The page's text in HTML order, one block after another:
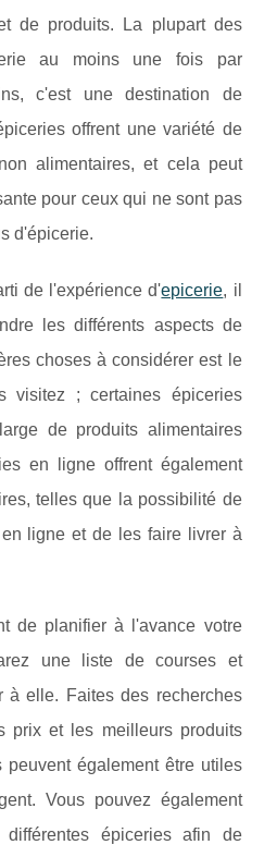
de produits. La plupart des
au moins une fois par
c'est une destination de
offrent une variété de
alimentaires, et cela peut
pour ceux qui ne sont pas
d'épicerie.
de l'expérience d'epicerie, il
les différents aspects de
choses à considérer est le
visitez ; certaines épiceries
de produits alimentaires
en ligne offrent également
telles que la possibilité de
ligne et de les faire livrer à
de planifier à l'avance votre
une liste de courses et
à elle. Faites des recherches
prix et les meilleurs produits
également être utiles
Vous pouvez également
épiceries afin de